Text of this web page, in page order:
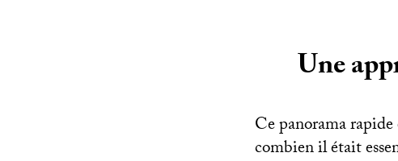
Une
Ce panorama rapide
combien il était